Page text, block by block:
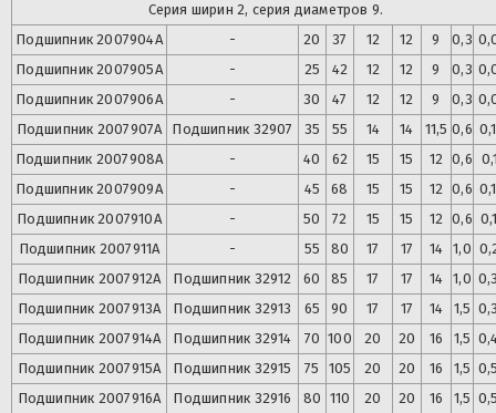
Серия ширин 2, серия диаметров 9.
Подшипник 2007904А - 20 37 12 12 9 0,3
Подшипник 2007905А - 25 42 12 12 9 0,3
Подшипник 2007906А - 30 47 12 12 9 0,3
Подшипник 2007907А Подшипник 32907 35 55 14 14 11,5 0,6
Подшипник 2007908А - 40 62 15 15 12 0,6
Подшипник 2007909А - 45 68 15 15 12 0,6
Подшипник 2007910А - 50 72 15 15 12 0,6
Подшипник 2007911А - 55 80 17 17 14 1,0
Подшипник 2007912А Подшипник 32912 60 85 17 17 14 1,0
Подшипник 2007913А Подшипник 32913 65 90 17 17 14 1,5
Подшипник 2007914А Подшипник 32914 70 100 20 20 16 1,5
Подшипник 2007915А Подшипник 32915 75 105 20 20 16 1,5
Подшипник 2007916А Подшипник 32916 80 110 20 20 16 1,5